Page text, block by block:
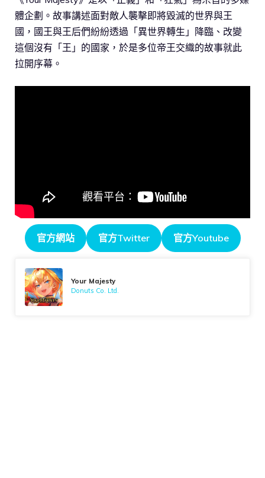
體企劃。故事講述面對敵人襲擊即將毀滅的世界與王
國，國王與王后們紛紛透過「異世界轉生」降臨、改變
這個沒有「王」的國家，於是多位帝王交織的故事就此
拉開序幕。
官方網站 官方Twitter 官方Youtube
Your Majesty
Donuts Co. Ltd.